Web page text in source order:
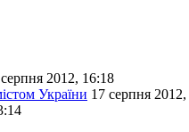
2012, 16:18
України 17 серпня